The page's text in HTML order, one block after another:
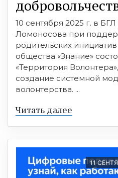
10 сентября 2025 г. в
Ломоносова при
родительских
общества «Знание»
«Территория
создание системной
волонтерства. ...
Читать далее
11